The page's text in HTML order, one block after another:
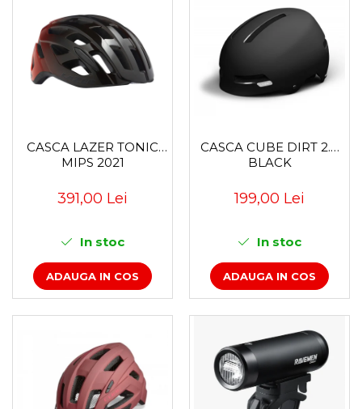
CASCA LAZER TONIC
MIPS 2021
391,00 Lei
In stoc
ADAUGA IN COS
CASCA CUBE DIRT 2.0
BLACK
199,00 Lei
In stoc
ADAUGA IN COS